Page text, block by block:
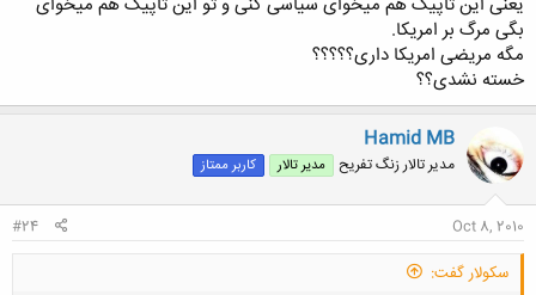
کلیک کنید تا باز شود...
بگی مرگ بر امریکا.
مگه مریضی امریکا داری؟؟؟؟؟
خسته نشدی؟؟
Hamid MB
مدیر تالار زنگ تفریح مدیر تالار کاربر ممتاز
Oct 8, 2010
#24
سکولار گفت: